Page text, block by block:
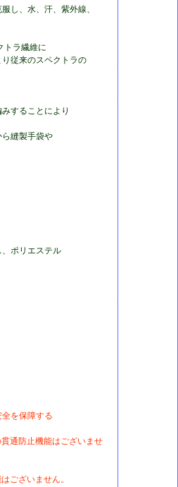
し、水、汗、紫外線、
トラ繊維に
従来のスペクトラの
することにより
縫製手袋や
ポリエステル
を保障する
通防止機能はございませ
ございません。